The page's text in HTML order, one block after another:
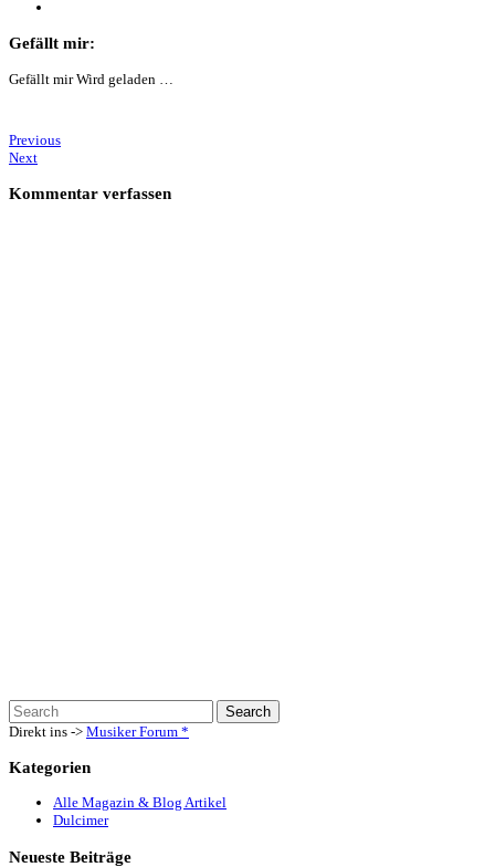
Gefällt mir:
Gefällt mir Wird geladen …
Previous
Next
Kommentar verfassen
Direkt ins -> Musiker Forum *
Kategorien
Alle Magazin & Blog Artikel
Dulcimer
Neueste Beiträge